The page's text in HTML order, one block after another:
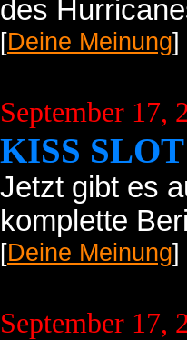
des
[Deine Meinung]
September 17,
KISS
Jetzt gibt es
komplette
[Deine Meinung]
September 17,